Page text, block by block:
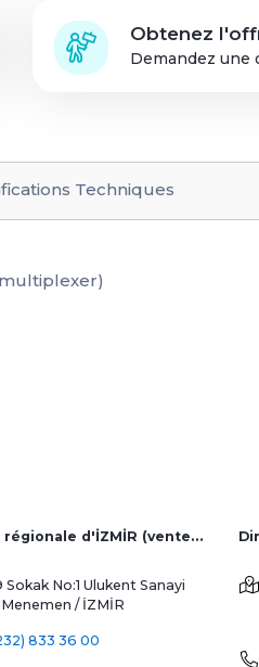
Obtenez
Demandez une
Techniques
Direction régionale d'İZMİR (ventes d'usine et à l'étranger)
Sokak No:1 Ulukent Sanayi
Menemen / İZMİR
833 36 00